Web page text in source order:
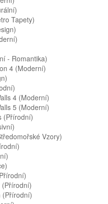
Tapety)
- Romantika)
4 (moderní)
4 (moderní)
5 (moderní)
(přírodní)
Vzory)
(přírodní)
(přírodní)